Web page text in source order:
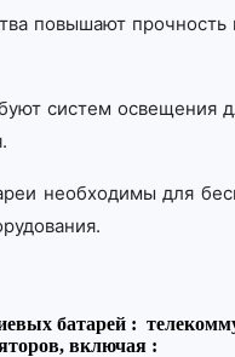
повышают
систем освещения
необходимы для
батарей :
включая :